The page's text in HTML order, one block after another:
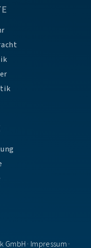
· Impressum ·